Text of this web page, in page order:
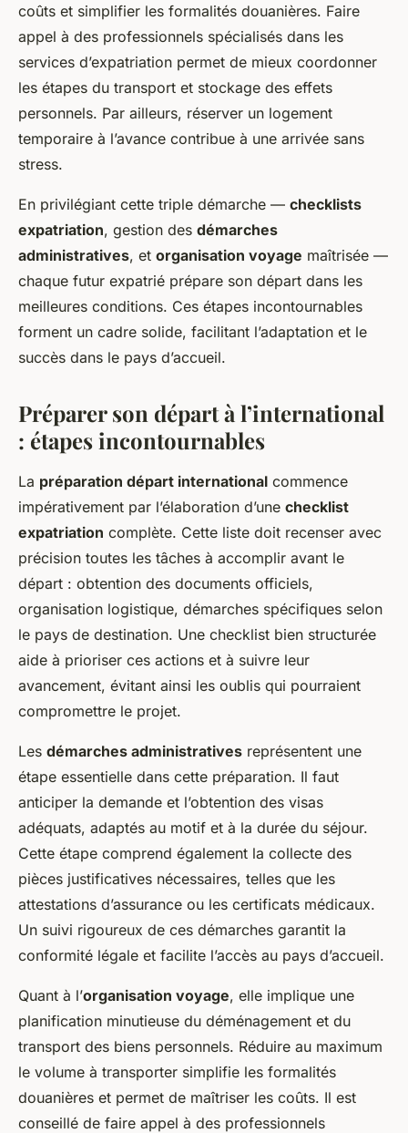
coûts et simplifier les formalités douanières. Faire
appel à des professionnels spécialisés dans les
services d’expatriation permet de mieux coordonner
les étapes du transport et stockage des effets
personnels. Par ailleurs, réserver un logement
temporaire à l’avance contribue à une arrivée sans
stress.
En privilégiant cette triple démarche — checklists
expatriation, gestion des démarches
administratives, et organisation voyage maîtrisée —
chaque futur expatrié prépare son départ dans les
meilleures conditions. Ces étapes incontournables
forment un cadre solide, facilitant l’adaptation et le
succès dans le pays d’accueil.
Préparer son départ à l’international
: étapes incontournables
La préparation départ international commence
impérativement par l’élaboration d’une checklist
expatriation complète. Cette liste doit recenser avec
précision toutes les tâches à accomplir avant le
départ : obtention des documents officiels,
organisation logistique, démarches spécifiques selon
le pays de destination. Une checklist bien structurée
aide à prioriser ces actions et à suivre leur
avancement, évitant ainsi les oublis qui pourraient
compromettre le projet.
Les démarches administratives représentent une
étape essentielle dans cette préparation. Il faut
anticiper la demande et l’obtention des visas
adéquats, adaptés au motif et à la durée du séjour.
Cette étape comprend également la collecte des
pièces justificatives nécessaires, telles que les
attestations d’assurance ou les certificats médicaux.
Un suivi rigoureux de ces démarches garantit la
conformité légale et facilite l’accès au pays d’accueil.
Quant à l’organisation voyage, elle implique une
planification minutieuse du déménagement et du
transport des biens personnels. Réduire au maximum
le volume à transporter simplifie les formalités
douanières et permet de maîtriser les coûts. Il est
conseillé de faire appel à des professionnels